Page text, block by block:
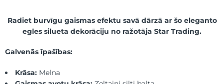
Radiet burvīgu gaismas efektu savā dārzā ar šo eleganto
egles silueta dekorāciju no ražotāja Star Trading.
Galvenās īpašības:
Krāsa:Melna